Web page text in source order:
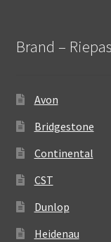
Brand – Riepas
Avon
Bridgestone
Continental
CST
Dunlop
Heidenau